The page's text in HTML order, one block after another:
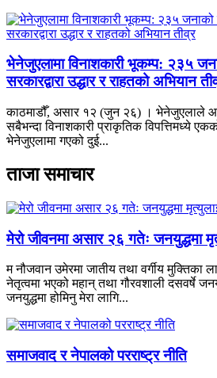
भेनेजुएलामा विनाशकारी भूकम्प: २३५
सरकारद्वारा उद्धार र राहतको अभियान
काठमाडौँ, असार १२ (जुन २६) । भेनेजुएलाले
सबैभन्दा विनाशकारी प्राकृतिक विपत्तिमध्ये
भेनेजुएलामा गएको दुई...
ताजा समाचार
मेरो जीवनमा असार २६ गतेः जनयुद्धमा
म नौजवान उमेरमा जातीय तथा वर्गीय मुक्तिका
नेतृत्वमा भएको महान् तथा गौरवशाली दसवर्षे
जनयुद्धमा होमिनु मेरा लागि...
समाजवाद र नेपालको परराष्ट्र नीति